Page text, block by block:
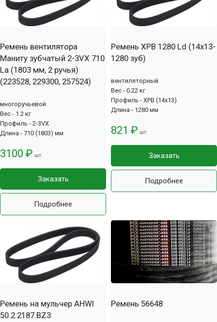
Ремень вентилятора
Маниту зубчатый 2-3VX 710
La (1803 мм, 2 ручья)
(223528, 229300, 257524)
многоручьевой
Вес - 1.2 кг
Профиль - 2-3VX
Длина - 710 (1803) мм
3100 ₽ шт.
Заказать
Подробнее
Ремень XPB 1280 Ld (14х13-
1280 зуб)
вентиляторный
Вес - 0.22 кг
Профиль - XPB (14x13)
Длина - 1280 мм
821 ₽ шт.
Заказать
Подробнее
Ремень на мульчер AHWI
50.2.2187.BZ3
Ремень 56648